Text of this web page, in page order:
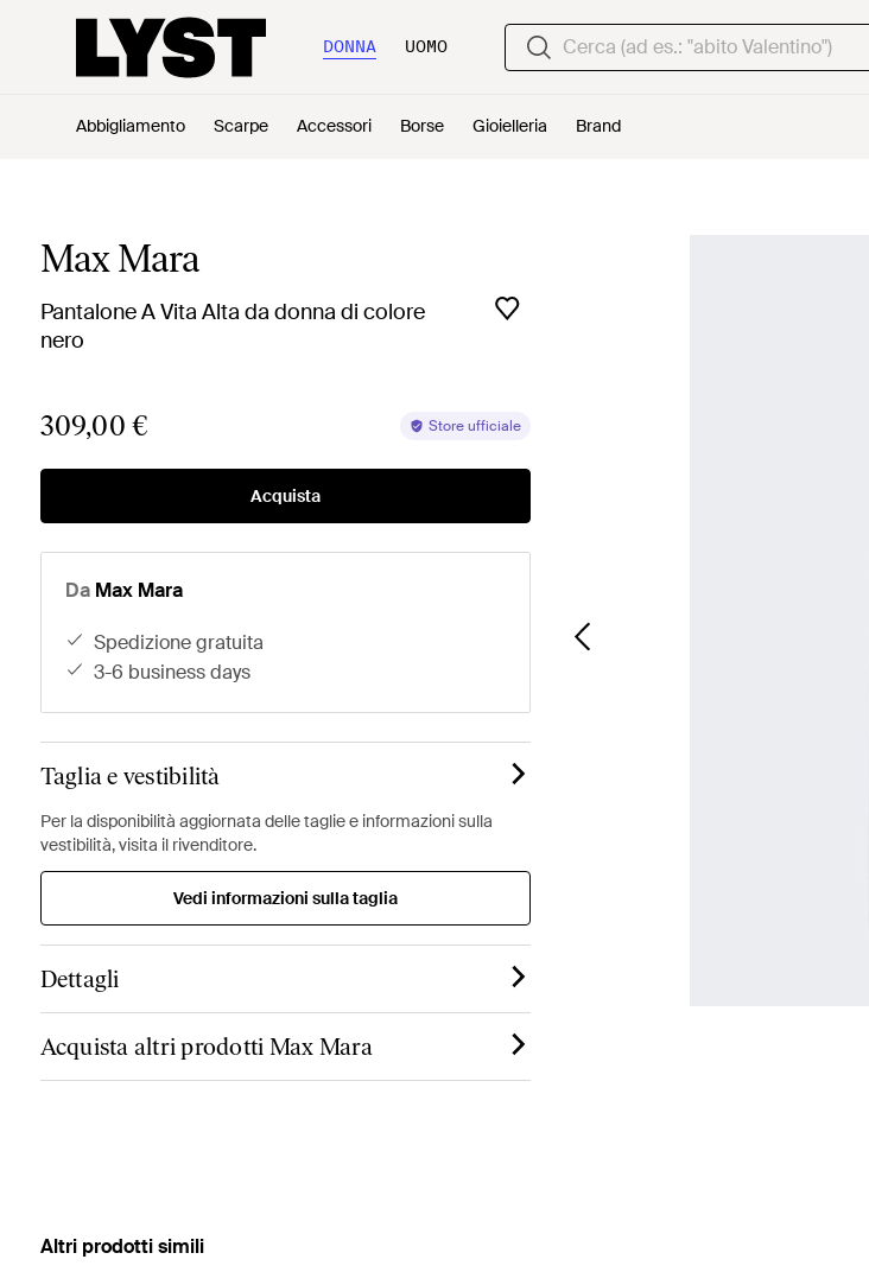
DONNA UOMO
Abbigliamento Scarpe Accessori Borse Gioielleria Brand
Max Mara
Pantalone A Vita Alta da donna di colore
nero
309,00 € Store ufficiale
Acquista
Da Max Mara
spedizione gratuita
3-6 business days
Taglia e vestibilità
Per la disponibilità aggiornata delle taglie e informazioni sulla
vestibilità, visita il rivenditore.
Vedi informazioni sulla taglia
Dettagli
Acquista altri prodotti Max Mara
Altri prodotti simili